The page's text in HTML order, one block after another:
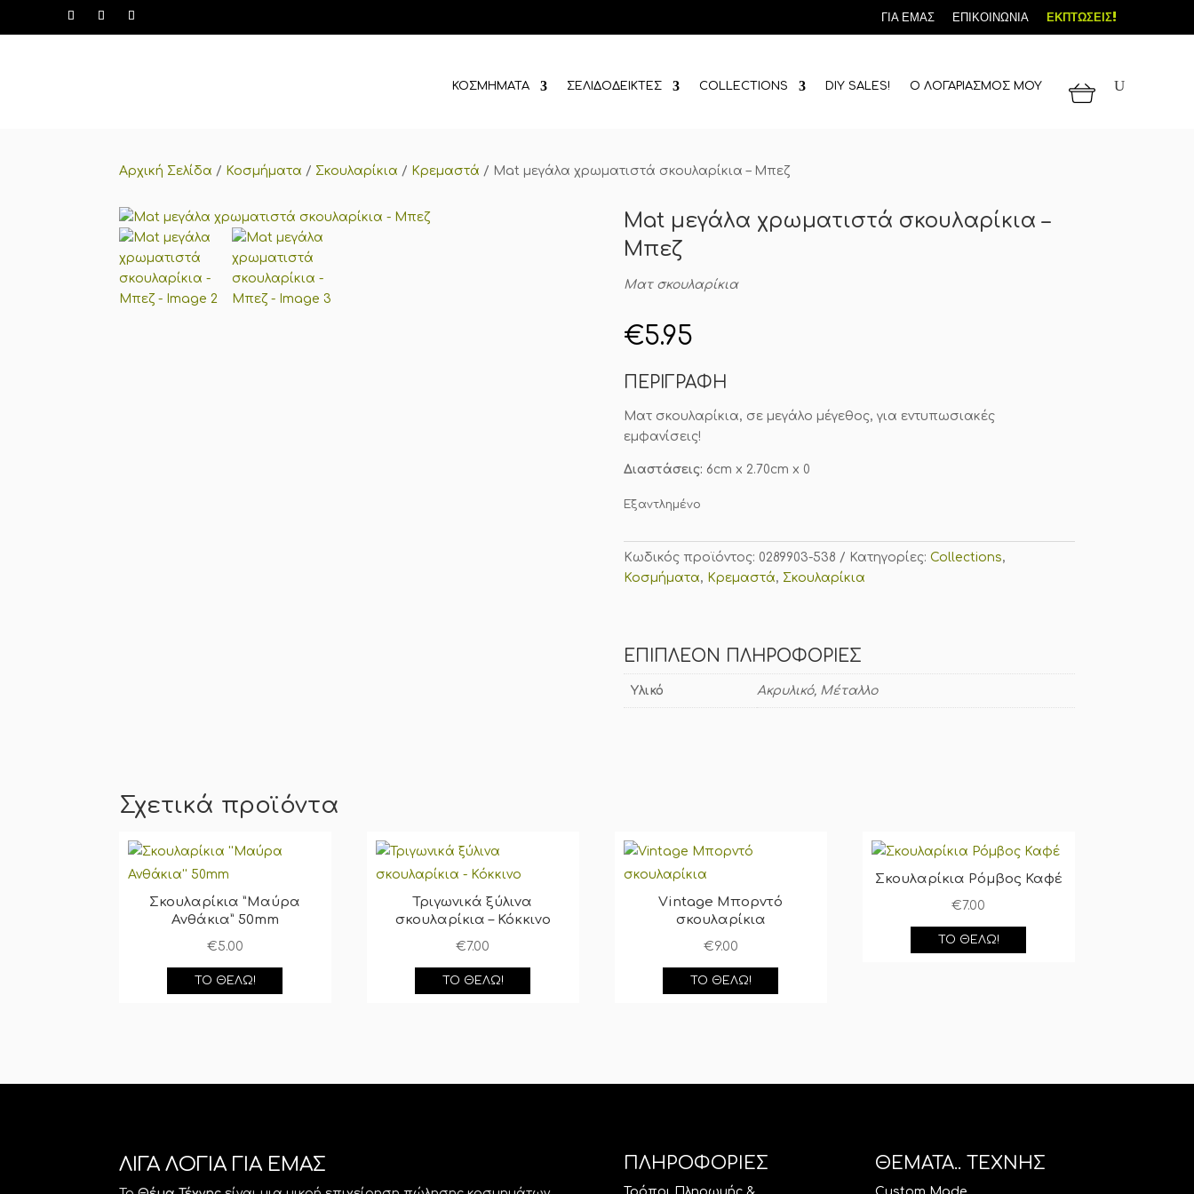
ΓΙΑ ΕΜΑΣ ΕΠΙΚΟΙΝΩΝΙΑ ΕΚΠΤΩΣΕΙΣ!
ΚΟΣΜΗΜΑΤΑ ΣΕΛΙΔΟΔΕΙΚΤΕΣ COLLECTIONS DIY SALES! Ο ΛΟΓΑΡΙΑΣΜΟΣ ΜΟΥ
Αρχική Σελίδα / Κοσμήματα / Σκουλαρίκια / Κρεμαστά / Mat μεγάλα χρωματιστά σκουλαρίκια – Μπεζ
Mat μεγάλα χρωματιστά σκουλαρίκια –
Μπεζ
Ματ σκουλαρίκια
€5.95
ΠΕΡΙΓΡΑΦΗ
Ματ σκουλαρίκια, σε μεγάλο μέγεθος, για εντυπωσιακές
εμφανίσεις!
Διαστάσεις: 6cm x 2.70cm x 0
Εξαντλημένο
Κωδικός προϊόντος: 0289903-538 Κατηγορίες: Collections,
Κοσμήματα, Κρεμαστά, Σκουλαρίκια
ΕΠΙΠΛΈΟΝ ΠΛΗΡΟΦΟΡΊΕΣ
Υλικό Ακρυλικό, Μέταλλο
Σχετικά προϊόντα
Σκουλαρίκια ”Μαύρα
Ανθάκια” 50mm
€5.00
ΤΟ ΘΈΛΩ!
Τριγωνικά ξύλινα
σκουλαρίκια – Κόκκινο
€7.00
ΤΟ ΘΈΛΩ!
Vintage Μπορντό
σκουλαρίκια
€9.00
ΤΟ ΘΈΛΩ!
Σκουλαρίκια Ρόμβος Καφέ
€7.00
ΤΟ ΘΈΛΩ!
ΛΙΓΑ ΛΟΓΙΑ ΓΙΑ ΕΜΑΣ ΠΛΗΡΟΦΟΡΙΕΣ ΘΕΜΑΤΑ.. ΤΕΧΝΗΣ